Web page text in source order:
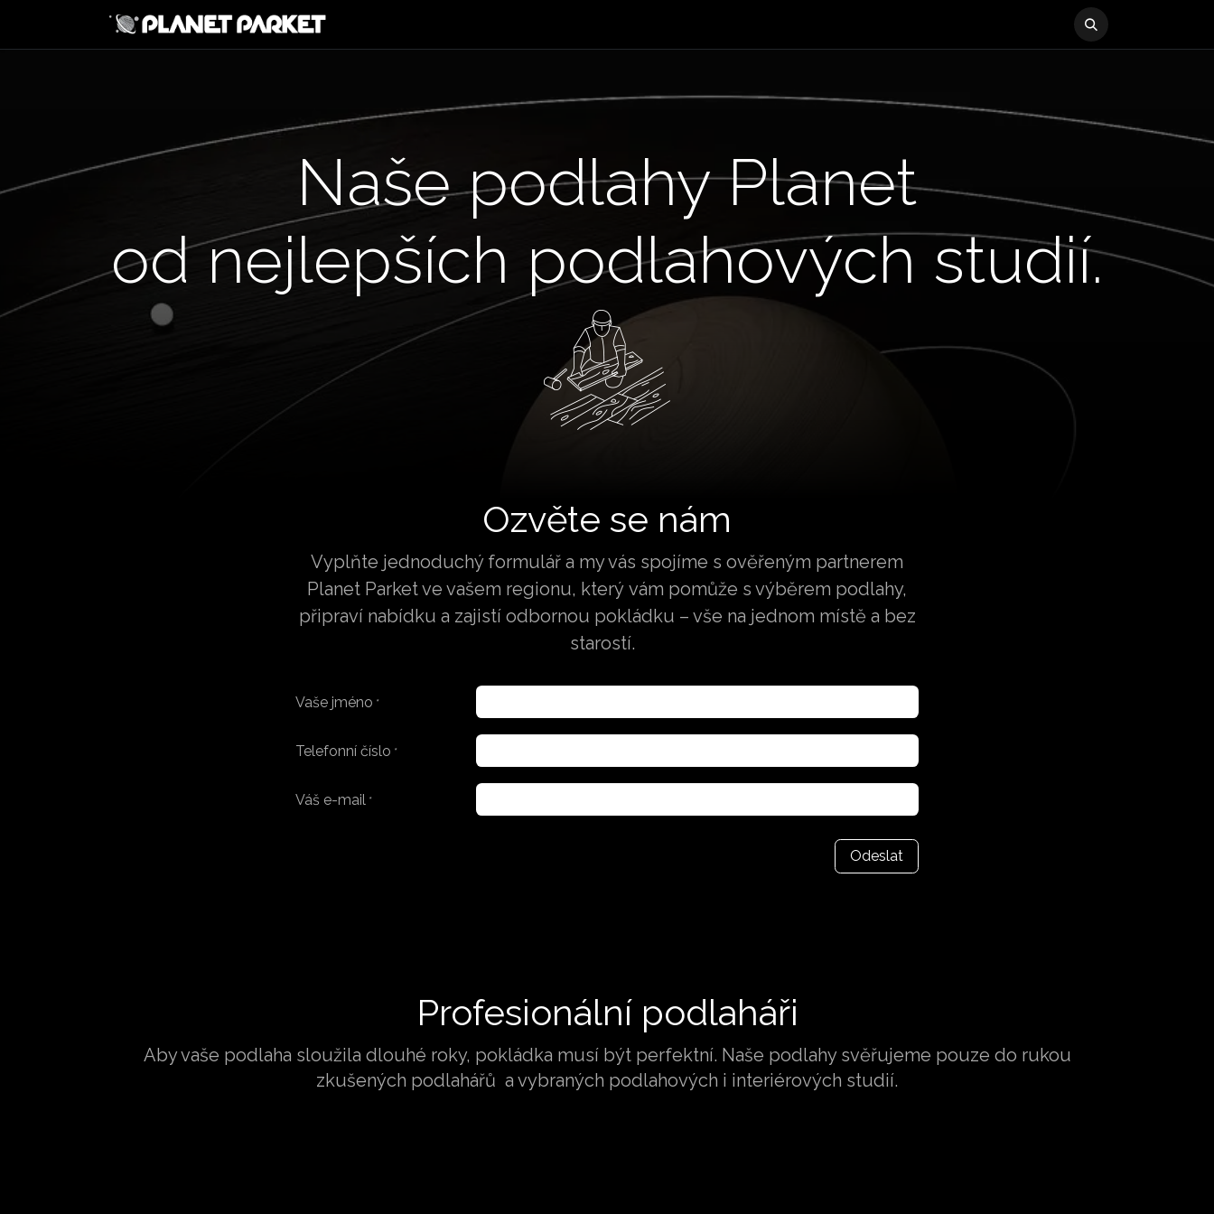
Naše podlahy Planet
od nejlepších podlahových studií.
Ozvěte se nám
Vyplňte jednoduchý formulář a my vás spojíme s ověřeným partnerem
Planet Parket ve vašem regionu, který vám pomůže s výběrem podlahy,
připraví nabídku a zajistí odbornou pokládku – vše na jednom místě a bez
starostí.
Vaše jméno *
Telefonní číslo *
Váš e-mail *
Odeslat
Profesionální podlaháři
Aby vaše podlaha sloužila dlouhé roky, pokládka musí být perfektní. Naše podlahy svěřujeme pouze do rukou
zkušených podlahářů a vybraných podlahových i interiérových studií.